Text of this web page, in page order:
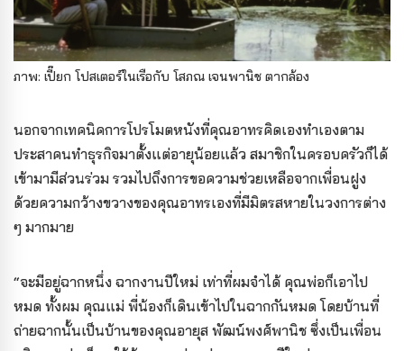
ภาพ: เปี๊ยก โปสเตอร์ในเรือกับ โสภณ เจนพานิช ตากล้อง
นอกจากเทคนิคการโปรโมตหนังที่คุณอาทรคิดเองทำเองตาม
ประสาคนทำธุรกิจมาตั้งแต่อายุน้อยแล้ว สมาชิกในครอบครัวก็ได้
เข้ามามีส่วนร่วม รวมไปถึงการขอความช่วยเหลือจากเพื่อนฝูง
ด้วยความกว้างขวางของคุณอาทรเองที่มีมิตรสหายในวงการต่าง
ๆ มากมาย
“จะมีอยู่ฉากหนึ่ง ฉากงานปีใหม่ เท่าที่ผมจำได้ คุณพ่อก็เอาไป
หมด ทั้งผม คุณแม่ พี่น้องก็เดินเข้าไปในฉากกันหมด โดยบ้านที่
ถ่ายฉากนั้นเป็นบ้านของคุณอายุส พัฒน์พงศ์พานิช ซึ่งเป็นเพื่อน